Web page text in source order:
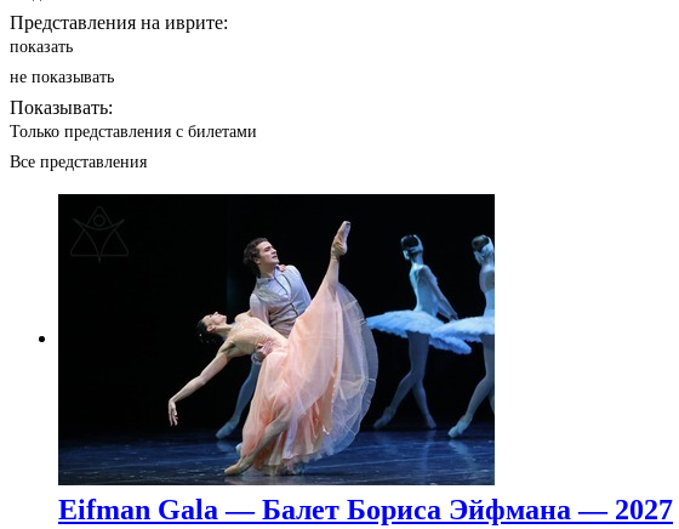
Представления на иврите:
показать
не показывать
Показывать:
Только представления с билетами
Все представления
Eifman Gala — Балет Бориса Эйфмана — 2027